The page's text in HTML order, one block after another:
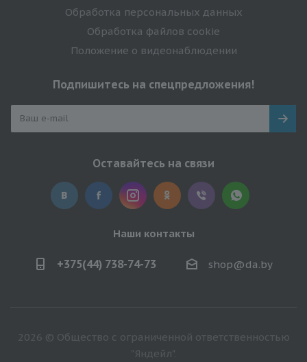
Обработка персональных данных
Обработка файлов cookie
Положение о видеонаблюдении
Подпишитесь на спецпредложения!
Оставайтесь на связи
Наши контакты
+375(44) 738-74-73 shop@da.by
2026 © Общество с ограниченной ответственностью
"Яндейл".